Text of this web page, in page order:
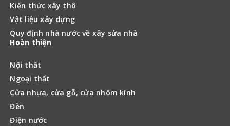
Kiến thức xây thô
Vật liệu xây dựng
Quy định nhà nước về xây sửa nhà
Hoàn thiện
Nội thất
Ngoại thất
Cửa nhựa, cửa gỗ, cửa nhôm kính
Đèn
Điện nước